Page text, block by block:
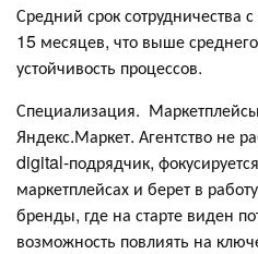
Средний срок сотрудничества
15 месяцев, что выше
устойчивость процессов.
Специализация.
Яндекс.Маркет. Агентство не
digital-подрядчик,
маркетплейсах и берет в
бренды, где на старте виден
возможность повлиять на